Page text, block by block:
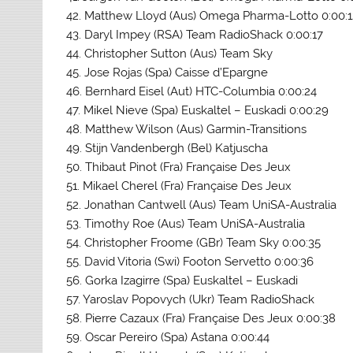
42. Matthew Lloyd (Aus) Omega Pharma-Lotto
43. Daryl Impey (RSA) Team RadioShack 0:00:17
44. Christopher Sutton (Aus) Team Sky
45. Jose Rojas (Spa) Caisse d’Epargne
46. Bernhard Eisel (Aut) HTC-Columbia 0:00:24
47. Mikel Nieve (Spa) Euskaltel – Euskadi 0:00:29
48. Matthew Wilson (Aus) Garmin-Transitions
49. Stijn Vandenbergh (Bel) Katjuscha
50. Thibaut Pinot (Fra) Française Des Jeux
51. Mikael Cherel (Fra) Française Des Jeux
52. Jonathan Cantwell (Aus) Team UniSA-Australia
53. Timothy Roe (Aus) Team UniSA-Australia
54. Christopher Froome (GBr) Team Sky 0:00:35
55. David Vitoria (Swi) Footon Servetto 0:00:36
56. Gorka Izagirre (Spa) Euskaltel – Euskadi
57. Yaroslav Popovych (Ukr) Team RadioShack
58. Pierre Cazaux (Fra) Française Des Jeux 0:00:38
59. Oscar Pereiro (Spa) Astana 0:00:44